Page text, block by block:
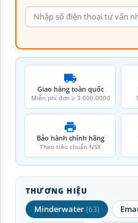
Giao hàng toàn quốc
Miễn phí đơn ≥ 3.000.000đ
Bảo hành chính hãng
Theo tiêu chuẩn NSX
THƯƠNG HIỆU
Minderwater(63)